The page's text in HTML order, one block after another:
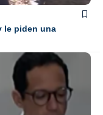
le piden una